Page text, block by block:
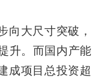
向大尺寸突破，
升。而国内产能
成项目总投资超